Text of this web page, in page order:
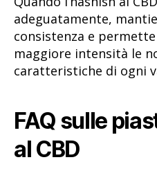
adeguatamente,
consistenza e
maggiore intensità le
caratteristiche di ogni
FAQ sulle
al CBD